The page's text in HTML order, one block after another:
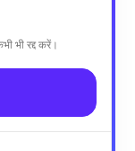
भी रद्द करें।